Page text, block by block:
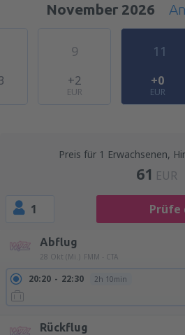
November 2026
9
+2
EUR
11
+0
EUR
Preis für 1 Erwachsenen,
61 EUR
1 Prüfe
Abflug
28 Okt (Mi.) FMM - CTA
20:20 22:30 2h 10min
Rückflug